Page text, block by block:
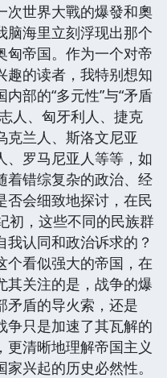
次世界大戰的爆發和奧
脑海里立刻浮现出那个
匈帝国。作为一个对帝
趣的读者，我特别想知
部的“多元性”与“矛盾
人、匈牙利人、捷克
克兰人、斯洛文尼亚
、罗马尼亚人等等，如
着错综复杂的政治、经
否会细致地探讨，在民
初，这些不同的民族群
认同和政治诉求的？
个看似强大的帝国，在
其关注的是，战争的爆
矛盾的导火索，还是
争只是加速了其瓦解的
更清晰地理解帝国主义
兴起的历史必然性。